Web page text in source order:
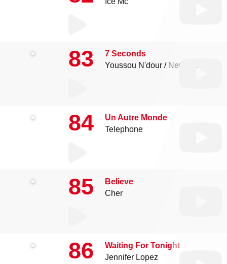
83
7 Seconds
Youssou N'dour
Neneh Cherry
84
Un Autre Monde
Telephone
85
Believe
Cher
86
Waiting For Tonight
Jennifer Lopez